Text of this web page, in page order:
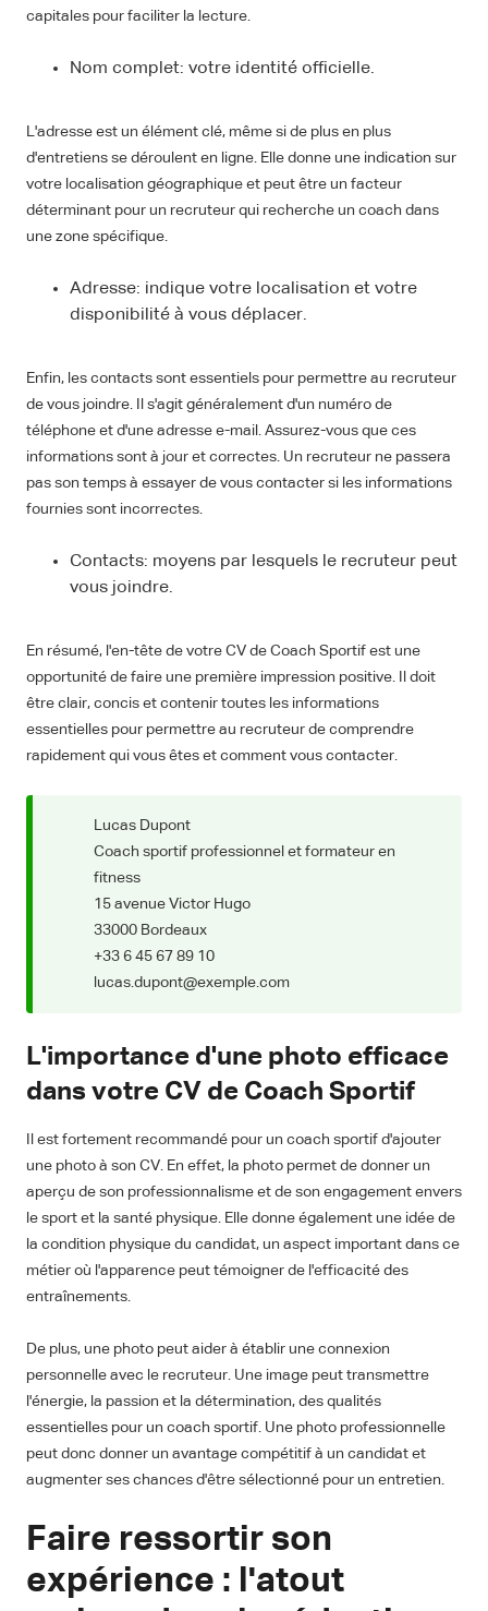
capitales pour faciliter la lecture.
Nom complet: votre identité officielle.
L'adresse est un élément clé, même si de plus en plus
d'entretiens se déroulent en ligne. Elle donne une indication sur
votre localisation géographique et peut être un facteur
déterminant pour un recruteur qui recherche un coach dans
une zone spécifique.
Adresse: indique votre localisation et votre
disponibilité à vous déplacer.
Enfin, les contacts sont essentiels pour permettre au recruteur
de vous joindre. Il s'agit généralement d'un numéro de
téléphone et d'une adresse e-mail. Assurez-vous que ces
informations sont à jour et correctes. Un recruteur ne passera
pas son temps à essayer de vous contacter si les informations
fournies sont incorrectes.
Contacts: moyens par lesquels le recruteur peut
vous joindre.
En résumé, l'en-tête de votre CV de Coach Sportif est une
opportunité de faire une première impression positive. Il doit
être clair, concis et contenir toutes les informations
essentielles pour permettre au recruteur de comprendre
rapidement qui vous êtes et comment vous contacter.
Lucas Dupont
Coach sportif professionnel et formateur en
fitness
15 avenue Victor Hugo
33000 Bordeaux
+33 6 45 67 89 10
lucas.dupont@exemple.com
L'importance d'une photo efficace
dans votre CV de Coach Sportif
Il est fortement recommandé pour un coach sportif d'ajouter
une photo à son CV. En effet, la photo permet de donner un
aperçu de son professionnalisme et de son engagement envers
le sport et la santé physique. Elle donne également une idée de
la condition physique du candidat, un aspect important dans ce
métier où l'apparence peut témoigner de l'efficacité des
entraînements.
De plus, une photo peut aider à établir une connexion
personnelle avec le recruteur. Une image peut transmettre
l'énergie, la passion et la détermination, des qualités
essentielles pour un coach sportif. Une photo professionnelle
peut donc donner un avantage compétitif à un candidat et
augmenter ses chances d'être sélectionné pour un entretien.
Faire ressortir son
expérience : l'atout